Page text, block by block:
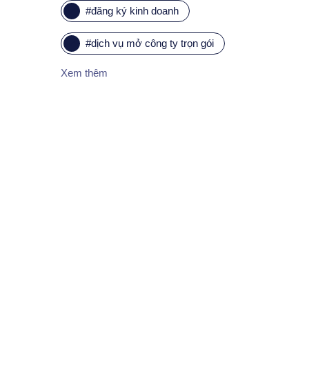
#đăng ký kinh doanh
#dịch vụ mở công ty trọn gói
Xem thêm